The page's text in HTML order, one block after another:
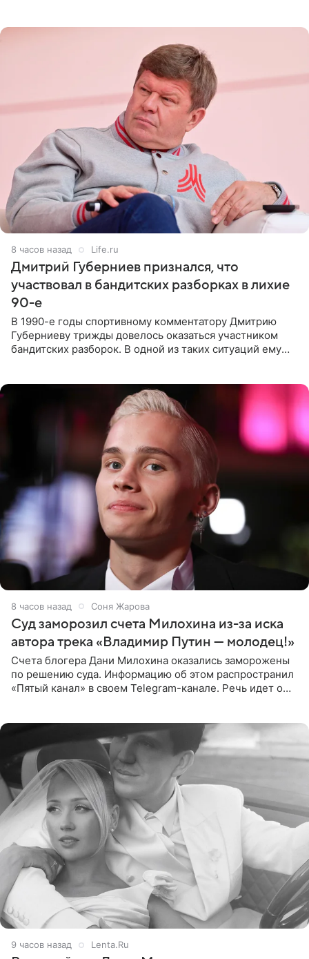
8 часов назад Life.ru
Дмитрий Губерниев признался, что
участвовал в бандитских разборках в лихие
90-е
В 1990-е годы спортивному комментатору Дмитрию
Губерниеву трижды довелось оказаться участником
бандитских разборок. В одной из таких ситуаций ему
8 часов назад Соня Жарова
Суд заморозил счета Милохина из-за иска
автора трека «Владимир Путин — молодец!»
Счета блогера Дани Милохина оказались заморожены
по решению суда. Информацию об этом распространил
«Пятый канал» в своем Telegram-канале. Речь идет о
9 часов назад Lenta.Ru